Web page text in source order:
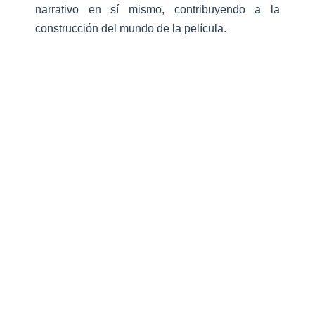
narrativo en sí mismo, contribuyendo a la
construcción del mundo de la película.